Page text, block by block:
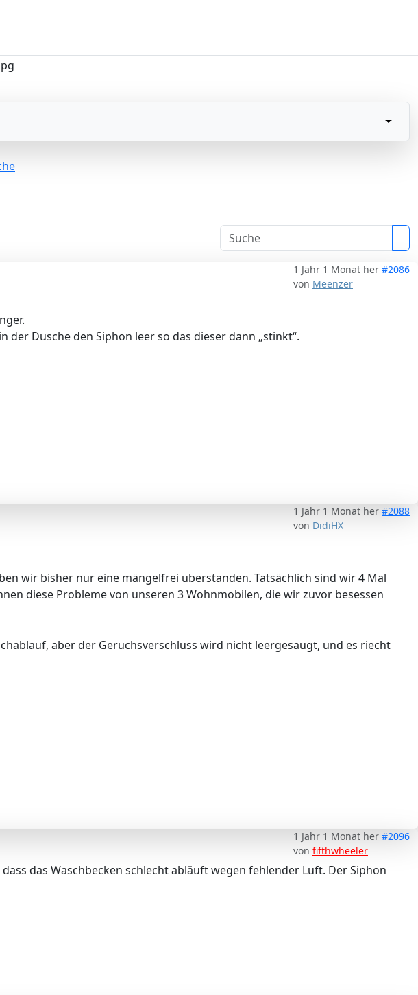
1 Jahr 1 Monat her #2086
von Meenzer
der Dusche den Siphon leer so das dieser dann „stinkt“.
1 Jahr 1 Monat her #2088
von DidiHX
wir bisher nur eine mängelfrei überstanden. Tatsächlich sind wir 4 Mal
diese Probleme von unseren 3 Wohnmobilen, die wir zuvor besessen
aber der Geruchsverschluss wird nicht leergesaugt, und es riecht
1 Jahr 1 Monat her #2096
von fifthwheeler
das Waschbecken schlecht abläuft wegen fehlender Luft. Der Siphon